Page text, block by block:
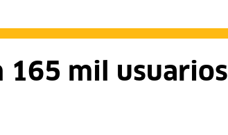
165 mil usuarios